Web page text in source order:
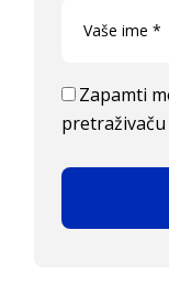
Zapamti